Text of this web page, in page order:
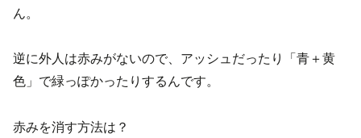
ん。
逆に外人は赤みがないので、アッシュだったり「青＋黄
色」で緑っぽかったりするんです。
赤みを消す方法は？